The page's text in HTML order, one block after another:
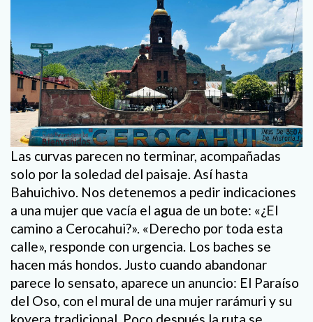
Las curvas parecen no terminar, acompañadas
solo por la soledad del paisaje. Así hasta
Bahuichivo. Nos detenemos a pedir indicaciones
a una mujer que vacía el agua de un bote: «¿El
camino a Cerocahui?». «Derecho por toda esta
calle», responde con urgencia. Los baches se
hacen más hondos. Justo cuando abandonar
parece lo sensato, aparece un anuncio: El Paraíso
del Oso, con el mural de una mujer rarámuri y su